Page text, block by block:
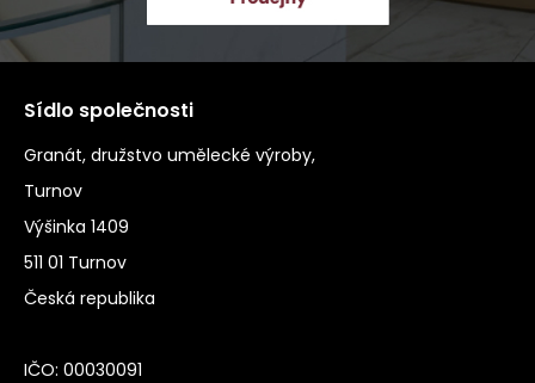
Sídlo společnosti
Granát, družstvo umělecké výroby,
Turnov
Výšinka 1409
511 01 Turnov
Česká republika
IČO: 00030091